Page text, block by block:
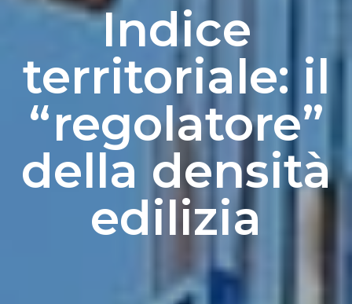
Indice
territoriale: il
“regolatore”
della densità
edilizia